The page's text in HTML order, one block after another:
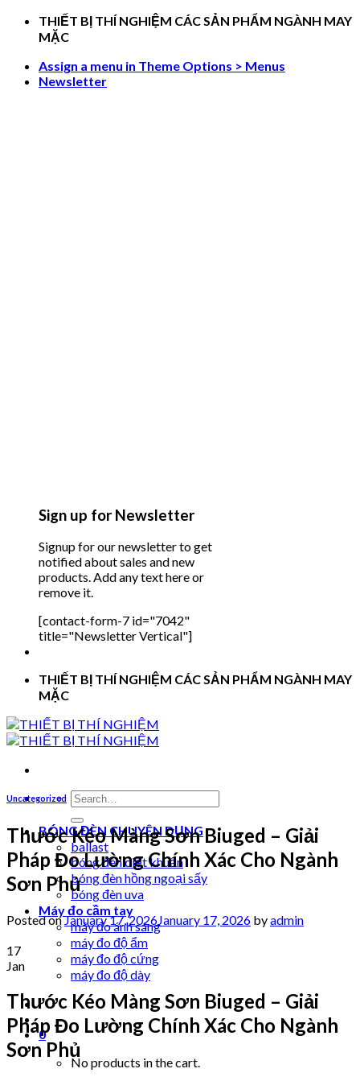
Skip
THIẾT BỊ THÍ NGHIỆM CÁC SẢN PHẨM NGÀNH MAY
MẶC
Assign a menu in Theme Options > Menus
Newsletter
Sign up for Newsletter
Signup for our newsletter to get
notified about sales and new
products. Add any text here or
remove it.
[contact-form-7 id="7042"
title="Newsletter Vertical"]
THIẾT BỊ THÍ NGHIỆM CÁC SẢN PHẨM NGÀNH MAY
MẶC
Search
for:
BÓNG ĐÈN CHUYÊN DỤNG
ballast
bóng đèn diệt khuẩn
bóng đèn hồng ngoại sấy
bóng đèn uva
Máy đo cầm tay
máy đo ánh sáng
máy đo độ ẩm
máy đo độ cứng
máy đo độ dày
0
No products in the cart.
Uncategorized
Thước Kéo Màng Sơn Biuged – Giải
Pháp Đo Lường Chính Xác Cho Ngành
Sơn Phủ
Posted onJanuary 17, 2026January 17, 2026 byadmin
17
Jan
Thước Kéo Màng Sơn Biuged – Giải
Pháp Đo Lường Chính Xác Cho Ngành
Sơn Phủ